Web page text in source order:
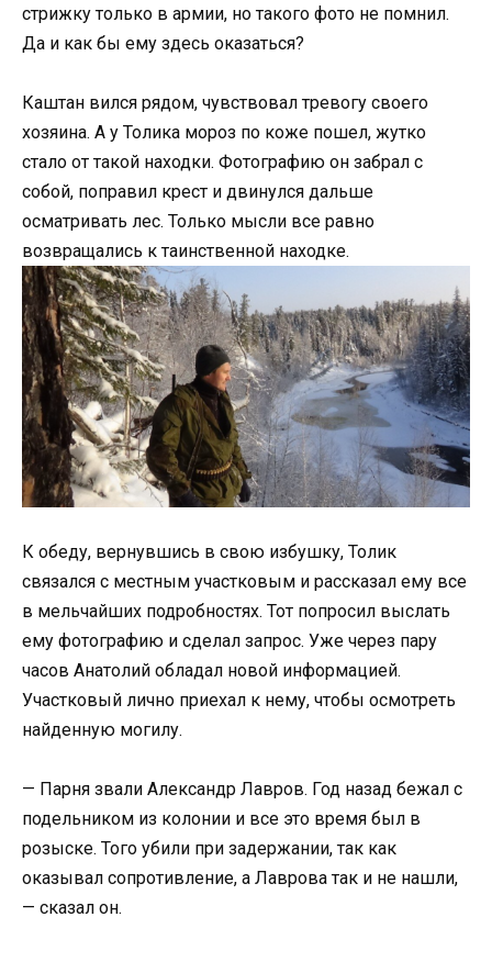
стрижку только в армии, но такого фото не помнил.
Да и как бы ему здесь оказаться?
Каштан вился рядом, чувствовал тревогу своего
хозяина. А у Толика мороз по коже пошел, жутко
стало от такой находки. Фотографию он забрал с
собой, поправил крест и двинулся дальше
осматривать лес. Только мысли все равно
возвращались к таинственной находке.
К обеду, вернувшись в свою избушку, Толик
связался с местным участковым и рассказал ему все
в мельчайших подробностях. Тот попросил выслать
ему фотографию и сделал запрос. Уже через пару
часов Анатолий обладал новой информацией.
Участковый лично приехал к нему, чтобы осмотреть
найденную могилу.
— Парня звали Александр Лавров. Год назад бежал с
подельником из колонии и все это время был в
розыске. Того убили при задержании, так как
оказывал сопротивление, а Лаврова так и не нашли,
— сказал он.